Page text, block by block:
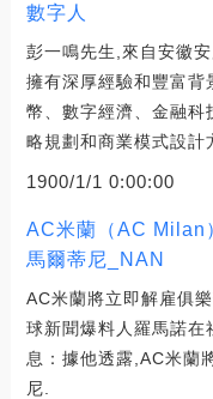
數字人
彭一鳴先生,來自安徽
擁有深厚經驗和豐富背
幣、數字經濟、金融科
略規劃和商業模式設計
1900/1/1 0:00:00
AC米蘭（AC Milan
馬爾蒂尼_NAN
AC米蘭將立即解雇俱
球新聞爆料人羅馬諾在
息：據他透露,AC米蘭
尼.